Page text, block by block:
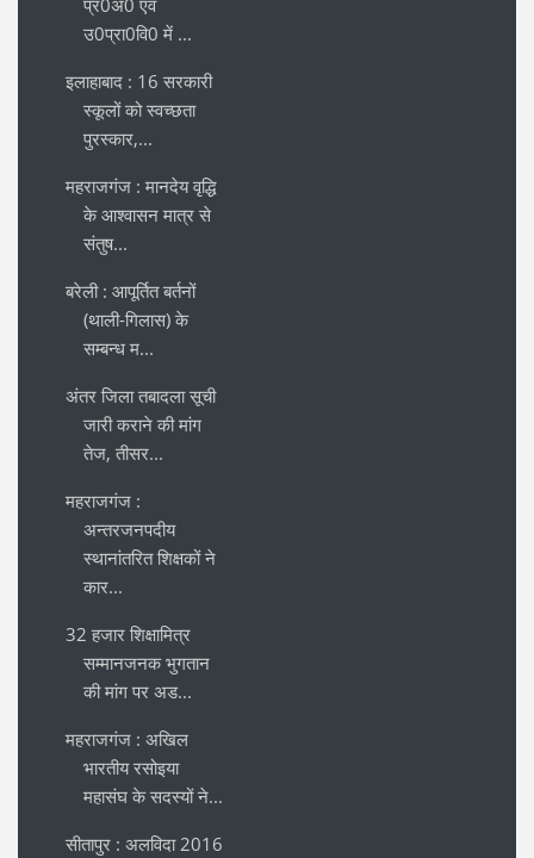
प्र0अ0 एवं
उ0प्रा0वि0 में ...
इलाहाबाद : 16 सरकारी
स्कूलों को स्वच्छता
पुरस्कार,...
महराजगंज : मानदेय वृद्धि
के आश्वासन मात्र से
संतुष...
बरेली : आपूर्तित बर्तनों
(थाली-गिलास) के
सम्बन्ध म...
अंतर जिला तबादला सूची
जारी कराने की मांग
तेज, तीसर...
महराजगंज :
अन्तरजनपदीय
स्थानांतरित शिक्षकों ने
कार...
32 हजार शिक्षामित्र
सम्मानजनक भुगतान
की मांग पर अड...
महराजगंज : अखिल
भारतीय रसोइया
महासंघ के सदस्यों ने...
सीतापुर : अलविदा 2016